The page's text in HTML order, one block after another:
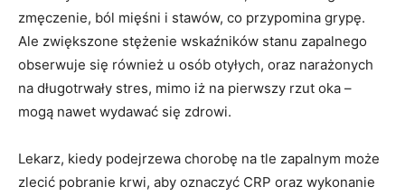
zmęczenie, ból mięśni i stawów, co przypomina grypę.
Ale zwiększone stężenie wskaźników stanu zapalnego
obserwuje się również u osób otyłych, oraz narażonych
na długotrwały stres, mimo iż na pierwszy rzut oka –
mogą nawet wydawać się zdrowi.
Lekarz, kiedy podejrzewa chorobę na tle zapalnym może
zlecić pobranie krwi, aby oznaczyć CRP oraz wykonanie